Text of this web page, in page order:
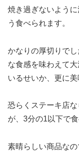
焼き過ぎないよう
う食べられます。
かなりの厚切りで
な食感を味わえて
いるせいか、更に美
恐らくステーキ店
が、3分の1以下で食
素晴らしい商品な